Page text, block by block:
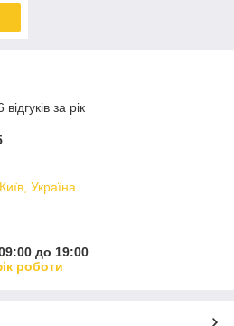
за рік
Україна
до 19:00
роботи